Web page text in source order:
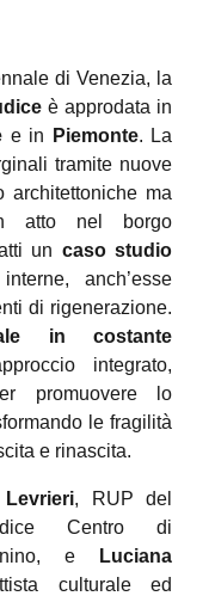
di Venezia, la
è approdata in
e in Piemonte. La
tramite nuove
architettoniche ma
atto nel borgo
un caso studio
anch’esse
di rigenerazione.
in costante
integrato,
promuovere lo
le fragilità
e rinascita.
Levrieri, RUPdel
Centro di
e
Luciana
culturaleed